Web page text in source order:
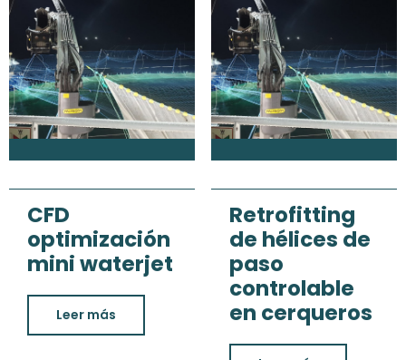
CFD
optimización
mini waterjet
Leer más
Retrofitting
de hélices de
paso
controlable
en cerqueros